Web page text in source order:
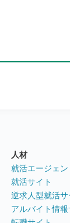
人材
就活エージェン
就活サイト
逆求人型就活サ
アルバイト情報